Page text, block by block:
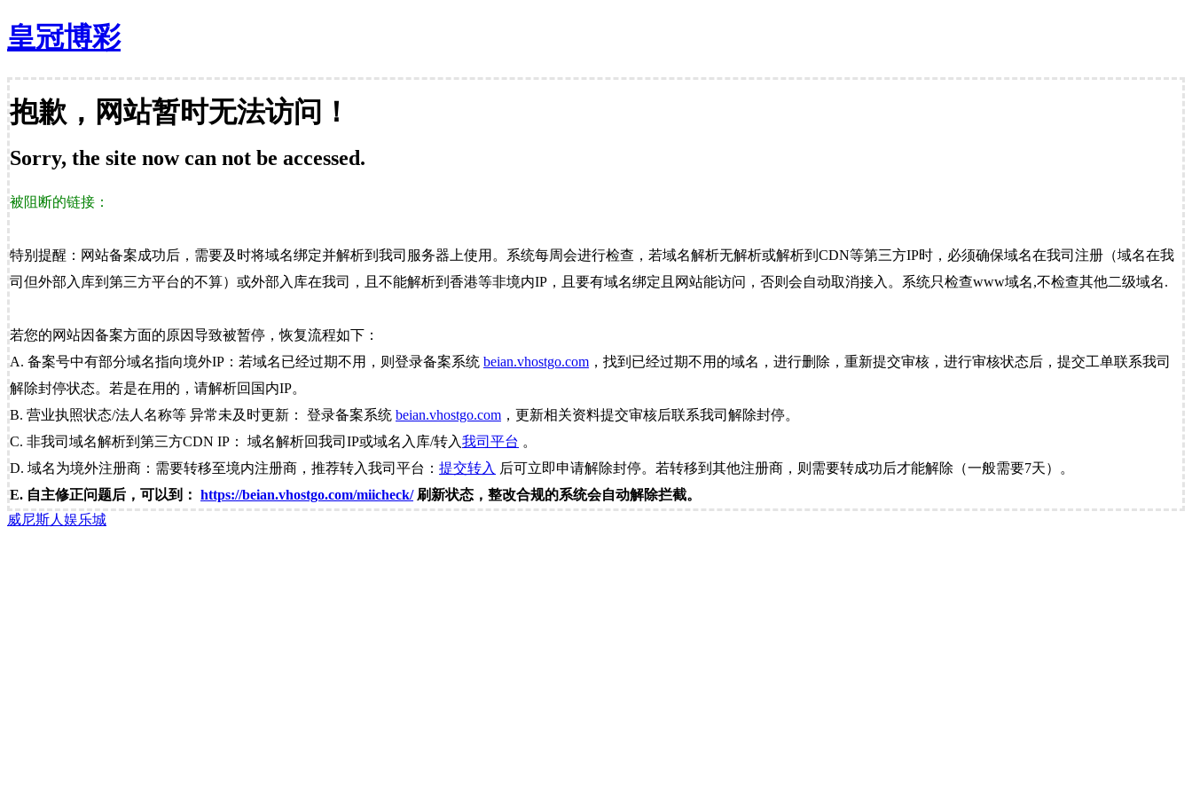
皇冠博彩
抱歉，网站暂时无法访问！
Sorry, the site now can not be accessed.
被阻断的链接：
特别提醒：网站备案成功后，需要及时将域名绑定并解析到我司服务器上使用。系统每周会进行检查，若域名解析无解析或解析到CDN等第三方IP时，必须确保域名在我司注册（域名在我
司但外部入库到第三方平台的不算）或外部入库在我司，且不能解析到香港等非境内IP，且要有域名绑定且网站能访问，否则会自动取消接入。系统只检查www域名,不检查其他二级域名.
若您的网站因备案方面的原因导致被暂停，恢复流程如下：
A. 备案号中有部分域名指向境外IP：若域名已经过期不用，则登录备案系统 beian.vhostgo.com ，找到已经过期不用的域名，进行删除，重新提交审核，进行审核状态后，提交工单联系我司
解除封停状态。若是在用的，请解析回国内IP。
B. 营业执照状态/法人名称等 异常未及时更新： 登录备案系统 beian.vhostgo.com ，更新相关资料提交审核后联系我司解除封停。
C. 非我司域名解析到第三方CDN IP： 域名解析回我司IP或域名入库/转入我司平台 。
D. 域名为境外注册商：需要转移至境内注册商，推荐转入我司平台： 提交转入 后可立即申请解除封停。若转移到其他注册商，则需要转成功后才能解除（一般需要7天）。
E. 自主修正问题后，可以到： https://beian.vhostgo.com/miicheck/刷新状态，整改合规的系统会自动解除拦截。
威尼斯人娱乐城